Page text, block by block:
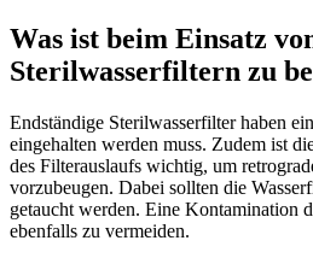
Was ist beim Einsatz
Sterilwasserfiltern zu
Endständige Sterilwasserfilter haben
eingehalten werden muss. Zudem ist
des Filterauslaufs wichtig, um
vorzubeugen. Dabei sollten die
getaucht werden. Eine Kontamination
ebenfalls zu vermeiden.